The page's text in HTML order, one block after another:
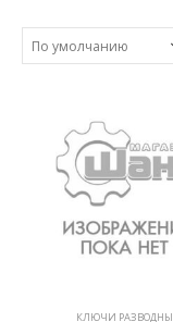
КЛЮЧИ